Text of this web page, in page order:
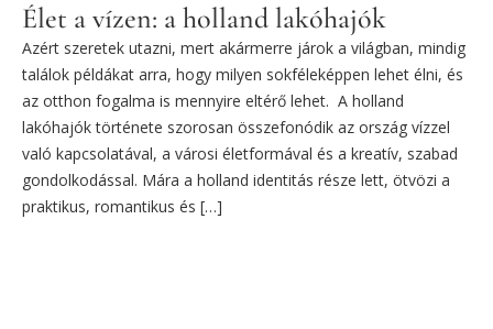
Élet a vízen: a holland lakóhajók
Azért szeretek utazni, mert akármerre járok a világban, mindig
találok példákat arra, hogy milyen sokféleképpen lehet élni, és
az otthon fogalma is mennyire eltérő lehet. A holland
lakóhajók története szorosan összefonódik az ország vízzel
való kapcsolatával, a városi életformával és a kreatív, szabad
gondolkodással. Mára a holland identitás része lett, ötvözi a
praktikus, romantikus és […]